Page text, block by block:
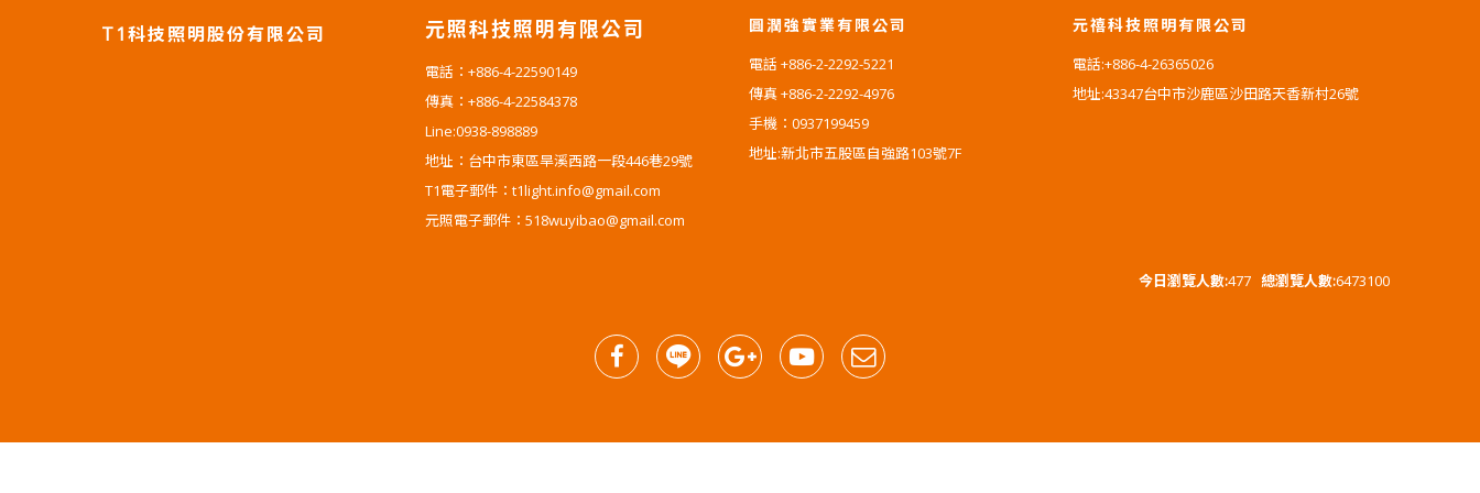
T1科技照明股份有限公司 元照科技照明有限公司
電話：+886-4-22590149
傳真：+886-4-22584378
Line:0938-898889
地址：台中市東區旱溪西路一段446巷29號
T1電子郵件：t1light.info@gmail.com
元照電子郵件：518wuyibao@gmail.com
圓潤強實業有限公司
電話 +886-2-2292-5221
傳真 +886-2-2292-4976
手機：0937199459
地址:新北市五股區自強路103號7F
元禧科技照明有限公司
電話:+886-4-26365026
地址:43347台中市沙鹿區沙田路天香新村26號
今日瀏覽人數:477 總瀏覽人數:6473100